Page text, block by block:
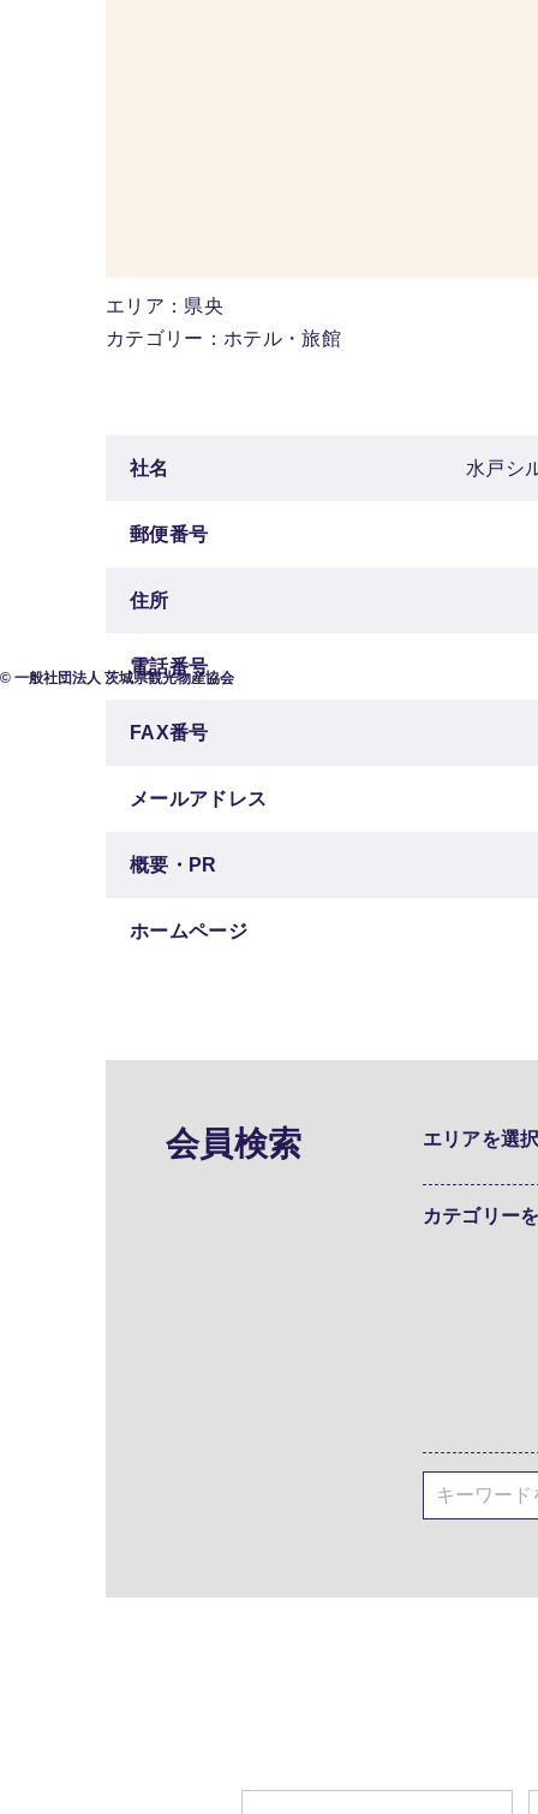
エリア：県央
カテゴリー：ホテル・旅館
社名 水戸シ
郵便番号
住所
電話番号
FAX番号
メールアドレス
概要・PR
ホームページ
会員検索 エリアを選択
カテゴリー
© 一般社団法人 茨城県観光物産協会